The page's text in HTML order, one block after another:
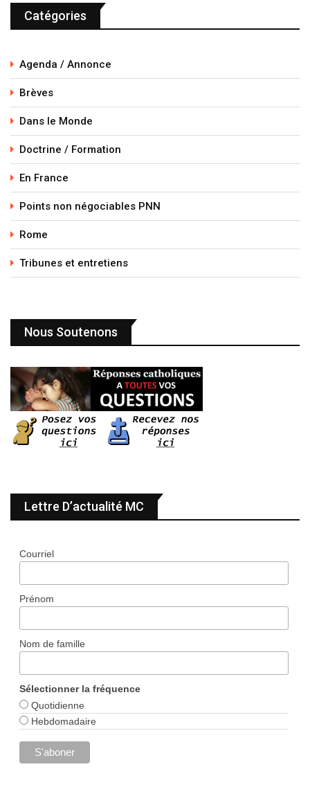
Catégories
Agenda / Annonce
Brèves
Dans le Monde
Doctrine / Formation
En France
Points non négociables PNN
Rome
Tribunes et entretiens
Nous Soutenons
Lettre D’actualité MC
Courriel
Prénom
Nom de famille
Sélectionner la fréquence
Quotidienne
Hebdomadaire